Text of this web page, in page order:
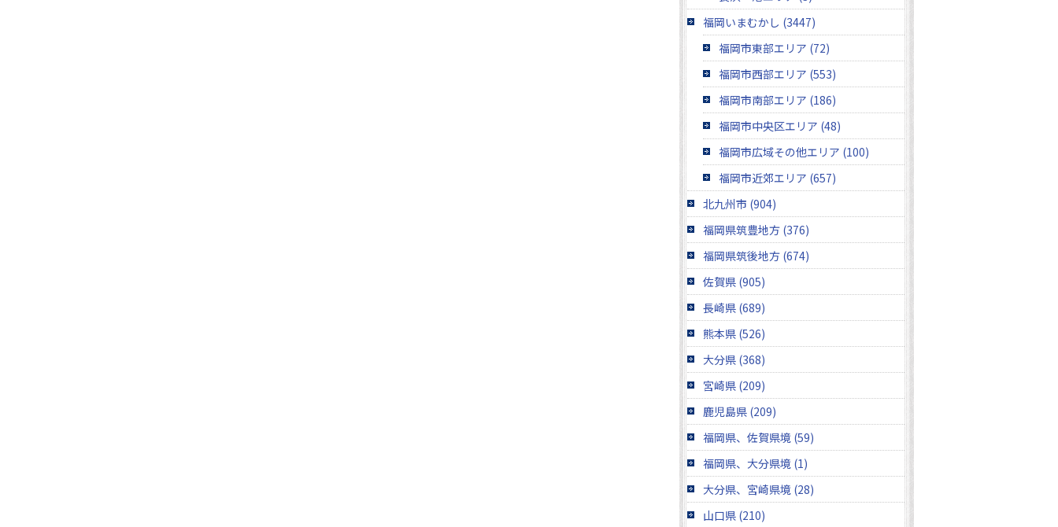
福岡いまむかし (3447)
福岡市東部エリア (72)
福岡市西部エリア (553)
福岡市南部エリア (186)
福岡市中央区エリア (48)
福岡市広域その他エリア (100)
福岡市近郊エリア (657)
北九州市 (904)
福岡県筑豊地方 (376)
福岡県筑後地方 (674)
佐賀県 (905)
長崎県 (689)
熊本県 (526)
大分県 (368)
宮崎県 (209)
鹿児島県 (209)
福岡県、佐賀県境 (59)
福岡県、大分県境 (1)
大分県、宮崎県境 (28)
山口県 (210)